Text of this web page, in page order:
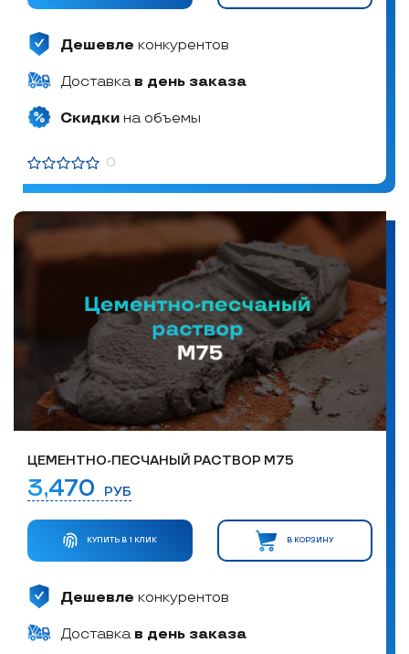
Дешевле конкурентов
Доставка в день заказа
Скидки на объемы
0
ЦЕМЕНТНО-ПЕСЧАНЫЙ РАСТВОР М75
3,470 РУБ
КУПИТЬ В 1 КЛИК В КОРЗИНУ
Дешевле конкурентов
Доставка в день заказа